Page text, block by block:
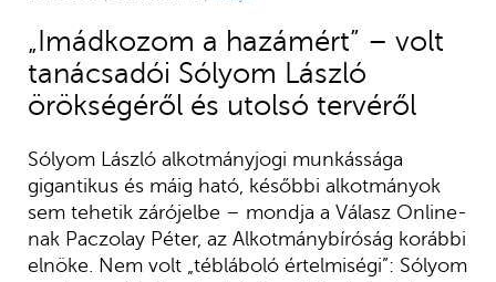
„Imádkozom a hazámért” – volt
tanácsadói Sólyom László
örökségéről és utolsó tervéről
Sólyom László alkotmányjogi munkássága
gigantikus és máig ható, későbbi alkotmányok
sem tehetik zárójelbe – mondja a Válasz Online-
nak Paczolay Péter, az Alkotmánybíróság korábbi
elnöke. Nem volt „tébláboló értelmiségi”: Sólyom